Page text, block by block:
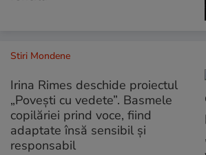
Stiri Mondene
Irina Rimes deschide proiectul
„Povești cu vedete”. Basmele
copilăriei prind voce, fiind
adaptate însă sensibil și
responsabil